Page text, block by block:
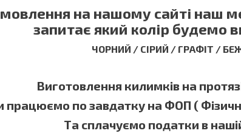
на нашому сайті наш
запитає який колір будемо
ЧОРНИЙ / СІРИЙ / ГРАФІТ /
Виготовлення килимків на
працюємо по завдатку на ФОП (
Та сплачуємо податки в